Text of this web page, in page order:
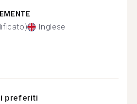
Inglese
preferiti